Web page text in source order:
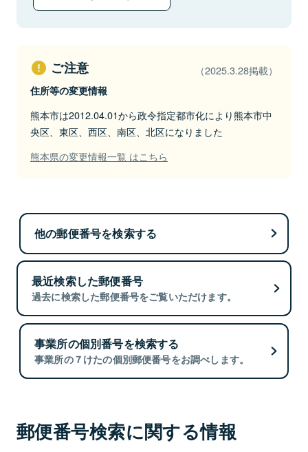
ご注意 （2025.3.28掲載）
住所等の変更情報
熊本市は2012.04.01から政令指定都市化により熊本市中
央区、東区、西区、南区、北区になりました
熊本県の変更情報一覧 はこちら
他の郵便番号を検索する
最近検索した郵便番号
過去に検索した郵便番号をご覧いただけます。
事業所の個別番号を検索する
事業所の７けたの個別郵便番号をお調べします。
郵便番号検索に関する情報